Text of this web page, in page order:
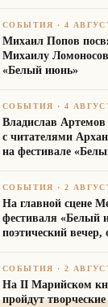
СОБЫТИЯ ·4
Михаил Попов
Михаилу
«Белый июнь»
СОБЫТИЯ ·4
Владислав Артемов
с читателями
на фестивале
СОБЫТИЯ ·2
На главной сцене
фестиваля «Белый
поэтический
СОБЫТИЯ ·2
На II Марийском
пройдут